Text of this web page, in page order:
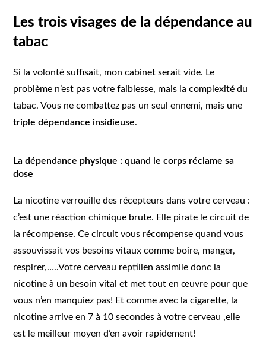
Les trois visages de la dépendance au
tabac
Si la volonté suffisait, mon cabinet serait vide. Le
problème n’est pas votre faiblesse, mais la complexité du
tabac. Vous ne combattez pas un seul ennemi, mais une
triple dépendance insidieuse.
La dépendance physique : quand le corps réclame sa
dose
La nicotine verrouille des récepteurs dans votre cerveau :
c’est une réaction chimique brute. Elle pirate le circuit de
la récompense. Ce circuit vous récompense quand vous
assouvissait vos besoins vitaux comme boire, manger,
respirer,…..Votre cerveau reptilien assimile donc la
nicotine à un besoin vital et met tout en œuvre pour que
vous n’en manquiez pas! Et comme avec la cigarette, la
nicotine arrive en 7 à 10 secondes à votre cerveau ,elle
est le meilleur moyen d’en avoir rapidement!